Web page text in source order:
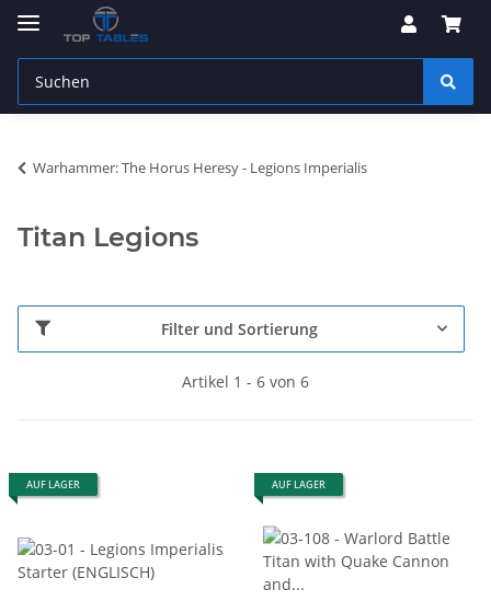
Warhammer: The Horus Heresy - Legions Imperialis
Titan Legions
Filter und Sortierung
Artikel 1 - 6 von 6
AUF LAGER AUF LAGER